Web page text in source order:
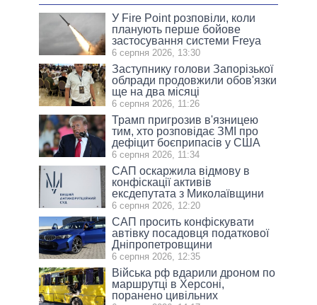
У Fire Point розповіли, коли
планують перше бойове
застосування системи Freya
6 серпня 2026, 13:30
Заступнику голови Запорізької
облради продовжили обов'язки
ще на два місяці
6 серпня 2026, 11:26
Трамп пригрозив в'язницею
тим, хто розповідає ЗМІ про
дефіцит боєприпасів у США
6 серпня 2026, 11:34
САП оскаржила відмову в
конфіскації активів
ексдепутата з Миколаївщини
6 серпня 2026, 12:20
САП просить конфіскувати
автівку посадовця податкової
Дніпропетровщини
6 серпня 2026, 12:35
Війська рф вдарили дроном по
маршрутці в Херсоні,
поранено цивільних